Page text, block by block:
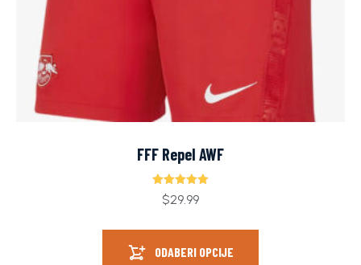
FFF Repel AWF
Ocjenjeno
5.00
$29.99
ODABERI OPCIJE